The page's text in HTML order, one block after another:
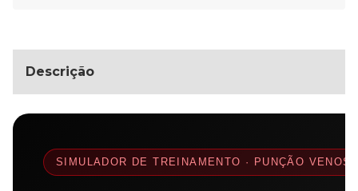
Descrição
SIMULADOR DE TREINAMENTO · PUNÇÃO